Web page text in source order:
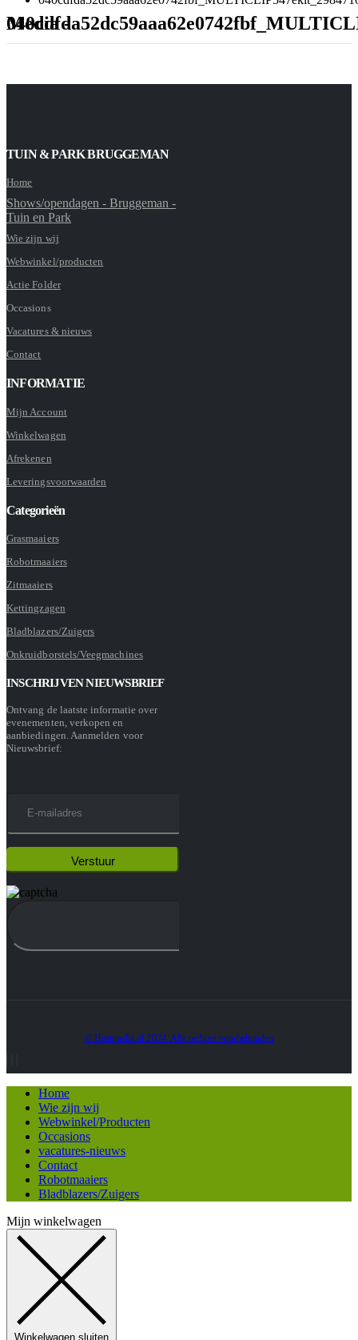
Media -
TUIN & PARK BRUGGEMAN
Home
Shows/opendagen - Bruggeman -
Tuin en Park
Wie zijn wij
Webwinkel/producten
Actie Folder
Occasions
Vacatures & nieuws
Contact
INFORMATIE
Mijn Account
Winkelwagen
Afrekenen
Leveringsvoorwaarden
Categorieën
Grasmaaiers
Robotmaaiers
Zitmaaiers
Kettingzagen
Bladblazers/Zuigers
Onkruidborstels/Veegmachines
INSCHRIJVEN NIEUWSBRIEF
Ontvang de laatste informatie over
evenementen, verkopen en
aanbiedingen. Aanmelden voor
Nieuwsbrief:
© Heatmedia.nl 2024. Alle rechten voorbehouden
Home
Wie zijn wij
Webwinkel/Producten
Occasions
vacatures-nieuws
Contact
Robotmaaiers
Bladblazers/Zuigers
Mijn winkelwagen
Winkelwagen sluiten